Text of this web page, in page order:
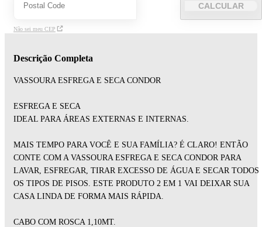
CALCULAR
Não sei meu CEP
Descrição Completa
VASSOURA ESFREGA E SECA CONDOR
ESFREGA E SECA
IDEAL PARA ÁREAS EXTERNAS E INTERNAS.
MAIS TEMPO PARA VOCÊ E SUA FAMÍLIA? É CLARO! ENTÃO
CONTE COM A VASSOURA ESFREGA E SECA CONDOR PARA
LAVAR, ESFREGAR, TIRAR EXCESSO DE ÁGUA E SECAR TODOS
OS TIPOS DE PISOS. ESTE PRODUTO 2 EM 1 VAI DEIXAR SUA
CASA LINDA DE FORMA MAIS RÁPIDA.
CABO COM ROSCA 1,10MT.